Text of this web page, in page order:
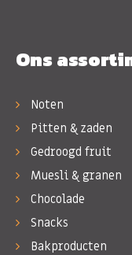
Ons
Noten
Pitten & zaden
Gedroogd fruit
Muesli & granen
Chocolade
Snacks
Bakproducten